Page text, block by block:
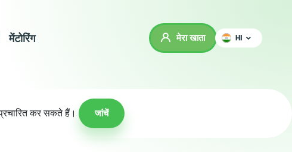
मेंटोरिंग मेरा खाता HI
कर सकते हैं। जांचें